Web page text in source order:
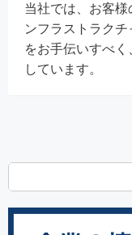
当社では、お客
ンフラストラク
をお手伝いすべ
しています。